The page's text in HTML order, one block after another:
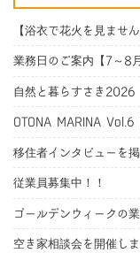
【浴衣で花火を見ませ
業務日のご案内【7～8月
自然と暮らすさき2026
OTONA MARINA Vol.6
移住者インタビューを
従業員募集中！！
ゴールデンウィークの
空き家相談会を開催しま